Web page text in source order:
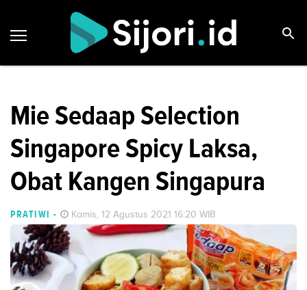
Mie Sedaap Selection
Singapore Spicy Laksa,
Obat Kangen Singapura
PRATIWI - Kamis, 12 Agustus 2021 16:20 WIB